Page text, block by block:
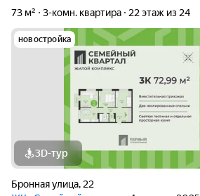
73 м² 3-комн. квартира 22 этаж из 24
новостройка
3D-тур
Бронная улица, 22